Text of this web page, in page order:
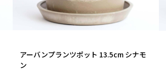
アーバンプランツポット 13.5cm シナモ
ン